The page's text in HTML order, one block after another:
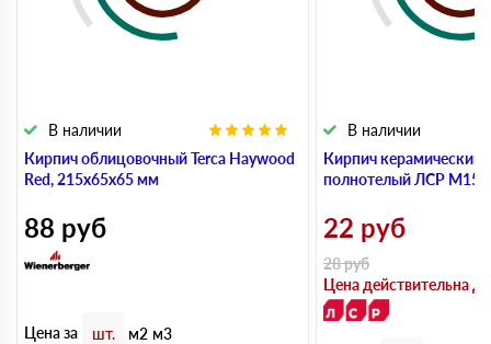
Кирпич облицовочный Terca Haywood
Red, 215х65х65 мм
В наличии
88 руб
Цена за шт. м2 м3
Кирпич керамический
полнотелый ЛСР
В наличии
22 руб
28руб
Цена действительна